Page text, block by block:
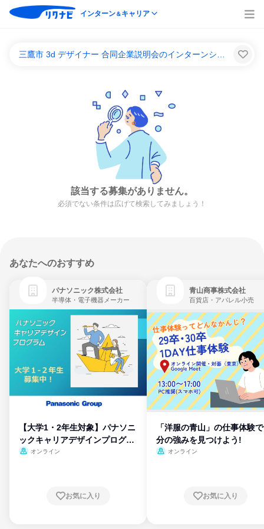
インターン＆キャリア
該当する募集がありません。
必須でない条件は広げて検索してみましょう！
あなたへのおすすめ
パナソニック株式会社
半導体・電子機器メーカー
【大学1・2年生対象】パナソニ
ックキャリアデザインプログラ
ム
オンライン
お気に入り
青山商事株式会社
百貨店・アパレル小売
「洋服の青山」の仕事体験
分の強みを見つけよう!
オンライン
お気に入り